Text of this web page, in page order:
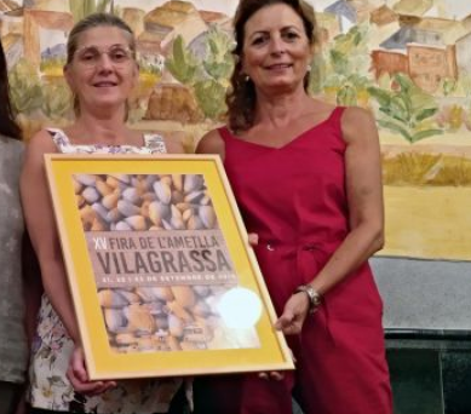
la 15a Fira de l'Ametlla